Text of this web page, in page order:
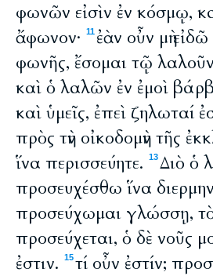
φωνῶν εἰσὶν ἐν κόσμῳ,
ἄφωνον·
11 ἐὰν οὖν μὴ
φωνῆς, ἔσομαι τῷ
καὶ ὁ λαλῶν ἐν ἐμοὶ
καὶ ὑμεῖς, ἐπεὶ ζηλωταί
πρὸς τὴν οἰκοδομὴν τῆς
ἵνα περισσεύητε.
13Διὸ ὁ
προσευχέσθω ἵνα
προσεύχωμαι γλώσσῃ,
προσεύχεται, ὁ δὲ νοῦς
ἐστιν.
15τί οὖν ἐστίν;